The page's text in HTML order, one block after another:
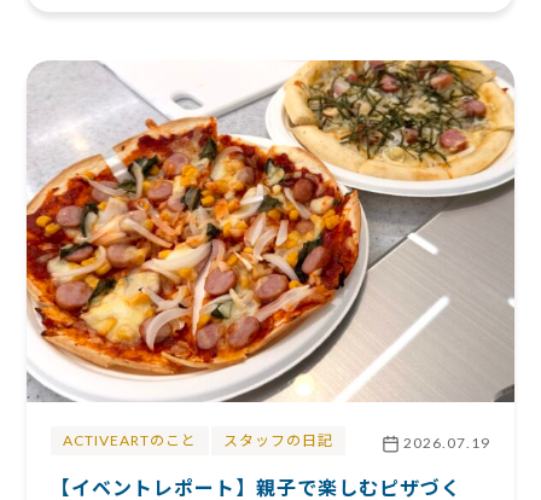
ACTIVEARTのこと スタッフの日記 2026.07.19
【イベントレポート】親子で楽しむピザづく